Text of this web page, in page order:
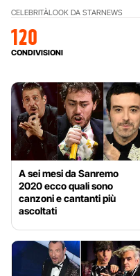
CELEBRITÀLOOK DA STARNEWS
120
CONDIVISIONI
A sei mesi da Sanremo
2020 ecco quali sono
canzoni e cantanti più
ascoltati